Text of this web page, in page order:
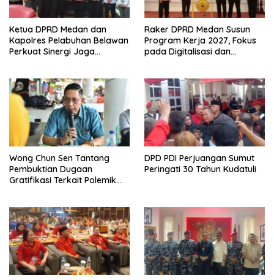
Ketua DPRD Medan dan
Kapolres Pelabuhan Belawan
Perkuat Sinergi Jaga
Belawan
Raker DPRD Medan Susun
Program Kerja 2027, Fokus
pada Digitalisasi dan
Wong Chun Sen Tantang
Pembuktian Dugaan
Gratifikasi Terkait Polemik
DPD PDI Perjuangan Sumut
Peringati 30 Tahun Kudatuli